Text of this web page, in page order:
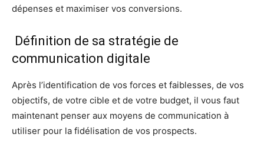
dépenses et maximiser vos conversions.
Définition de sa stratégie de
communication digitale
Après l’identification de vos forces et faiblesses, de vos
objectifs, de votre cible et de votre budget, il vous faut
maintenant penser aux moyens de communication à
utiliser pour la fidélisation de vos prospects.